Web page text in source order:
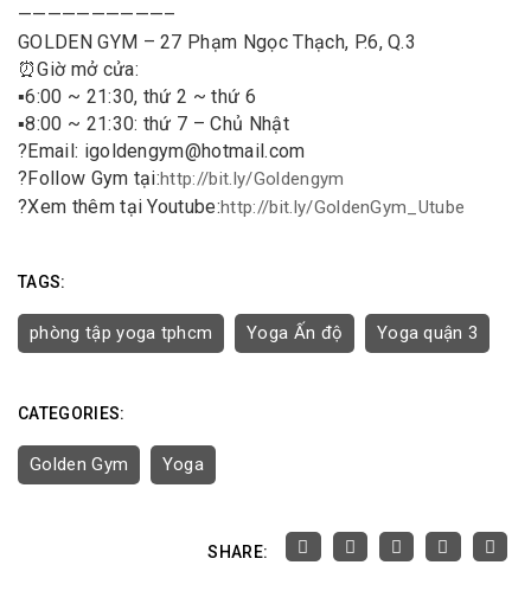
——————————–
GOLDEN GYM – 27 Phạm Ngọc Thạch, P.6, Q.3
⏰Giờ mở cửa:
▪️6:00 ~ 21:30, thứ 2 ~ thứ 6
▪️8:00 ~ 21:30: thứ 7 – Chủ Nhật
?Email: igoldengym@hotmail.com
?Follow Gym tại:http://bit.ly/Goldengym
?Xem thêm tại Youtube:http://bit.ly/GoldenGym_Utube
TAGS:
phòng tập yoga tphcm Yoga Ấn độ Yoga quận 3
CATEGORIES:
Golden Gym Yoga
SHARE: